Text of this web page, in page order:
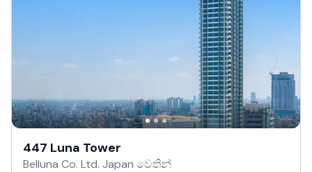
447 Luna Tower
Belluna Co. Ltd. Japan වෙතින්